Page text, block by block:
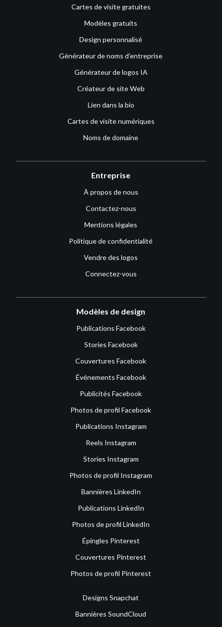
Cartes de visite gratuites
Modèles gratuits
Design personnalisé
Générateur de noms d’entreprise
Générateur de logos IA
Créateur de site Web
Lien dans la bio
Cartes de visite numériques
Noms de domaine
Entreprise
À propos de nous
Contactez-nous
Mentions légales
Politique de confidentialité
Vendre des logos
Connectez-vous
Modèles de design
Publications Facebook
Stories Facebook
Couvertures Facebook
Événements Facebook
Publicités Facebook
Photos de profil Facebook
Publications Instagram
Reels Instagram
Stories Instagram
Photos de profil Instagram
Bannières LinkedIn
Publications LinkedIn
Photos de profil LinkedIn
Épingles Pinterest
Couvertures Pinterest
Photos de profil Pinterest
Designs Snapchat
Bannières SoundCloud